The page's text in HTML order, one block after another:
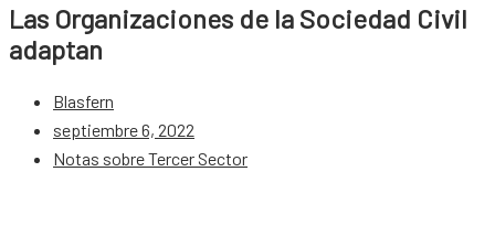
Las Organizaciones de la Sociedad Civil
adaptan
Blasfern
septiembre 6, 2022
Notas sobre Tercer Sector